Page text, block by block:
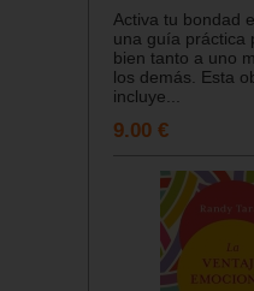
Activa tu bondad
una guía práctica
bien tanto a uno
los demás. Esta
incluye...
9.00 €